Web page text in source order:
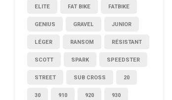
ELITE FAT BIKE FATBIKE
GENIUS GRAVEL JUNIOR
LÉGER RANSOM RÉSISTANT
SCOTT SPARK SPEEDSTER
STREET SUB CROSS 20
30 910 920 930